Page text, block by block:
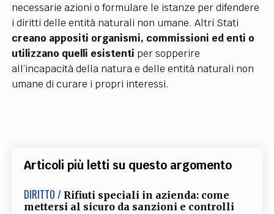
necessarie azioni o formulare le istanze per difendere
i diritti delle entità naturali non umane. Altri Stati
creano appositi organismi, commissioni ed enti o
utilizzano quelli esistenti per sopperire
all’incapacità della natura e delle entità naturali non
umane di curare i propri interessi.
Articoli più letti su questo argomento
DIRITTO / Rifiuti speciali in azienda: come
mettersi al sicuro da sanzioni e controlli